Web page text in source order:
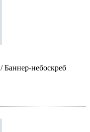
/ Баннер-небоскреб